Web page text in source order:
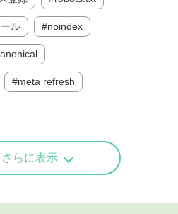
ル noindex
meta refresh
らに表示